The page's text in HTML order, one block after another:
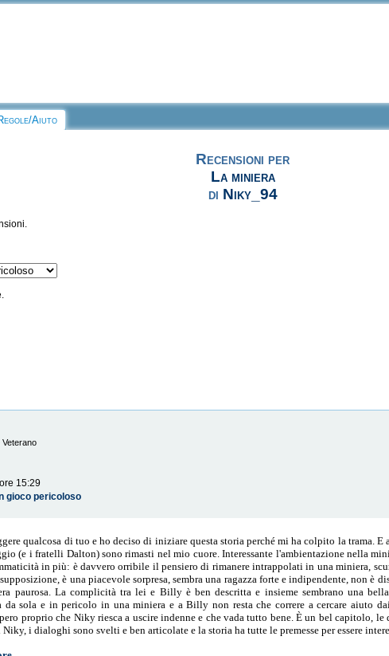
Aiuto
Recensioni per
La miniera
di Niky_94
Veterano
15:29
gioco pericoloso
qualcosa di tuo e ho deciso di iniziare questa storia perché mi ha colpito la trama. E
(e i fratelli Dalton) sono rimasti nel mio cuore. Interessante l'ambientazione nella
in più: è davvero orribile il pensiero di rimanere intrappolati in una miniera,
è una piacevole sorpresa, sembra una ragazza forte e indipendente, non è
paurosa. La complicità tra lei e Billy è ben descritta e insieme sembrano una
da sola e in pericolo in una miniera e a Billy non resta che correre a cercare aiuto
proprio che Niky riesca a uscire indenne e che vada tutto bene. È un bel capitolo,
i dialoghi sono svelti e ben articolate e la storia ha tutte le premesse per essere